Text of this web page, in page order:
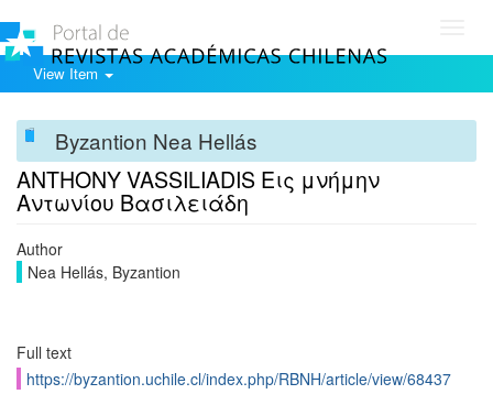
View Item
Byzantion Nea Hellás
ANTHONY VASSILIADIS Εις μνήμην
Αντωνίου Βασιλειάδη
Author
Nea Hellás, Byzantion
Full text
https://byzantion.uchile.cl/index.php/RBNH/article/view/68437